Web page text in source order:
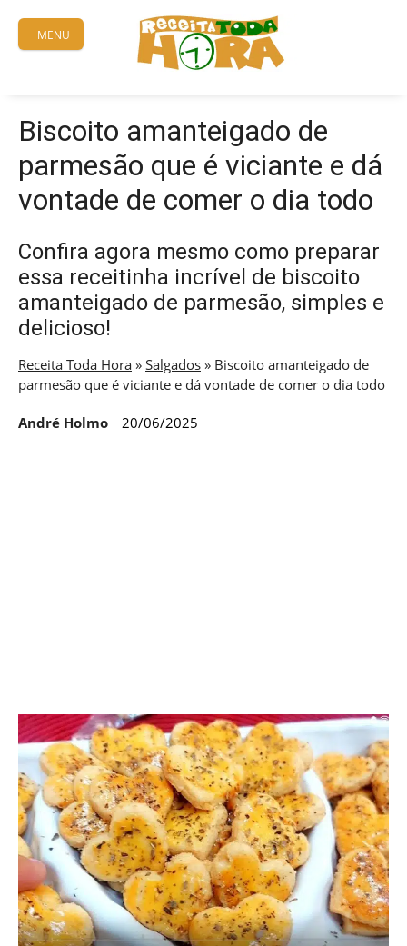
content
MENU
Biscoito amanteigado de
parmesão que é viciante e dá
vontade de comer o dia todo
Confira agora mesmo como preparar
essa receitinha incrível de biscoito
amanteigado de parmesão, simples e
delicioso!
Receita Toda Hora » Salgados » Biscoito amanteigado de
parmesão que é viciante e dá vontade de comer o dia todo
André Holmo 20/06/2025